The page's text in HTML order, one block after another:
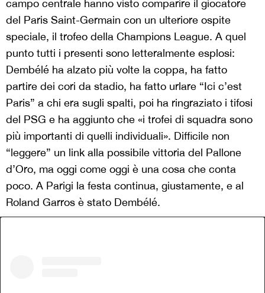
campo centrale hanno visto comparire il giocatore
del Paris Saint-Germain con un ulteriore ospite
speciale, il trofeo della Champions League. A quel
punto tutti i presenti sono letteralmente esplosi:
Dembélé ha alzato più volte la coppa, ha fatto
partire dei cori da stadio, ha fatto urlare “Ici c’est
Paris” a chi era sugli spalti, poi ha ringraziato i tifosi
del PSG e ha aggiunto che «i trofei di squadra sono
più importanti di quelli individuali». Difficile non
“leggere” un link alla possibile vittoria del Pallone
d’Oro, ma oggi come oggi è una cosa che conta
poco. A Parigi la festa continua, giustamente, e al
Roland Garros è stato Dembélé.